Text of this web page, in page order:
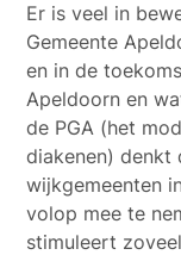
Er is veel in
Gemeente
en in de
Apeldoorn en
de PGA (het
diakenen) denkt
wijkgemeenten
volop mee te
stimuleert